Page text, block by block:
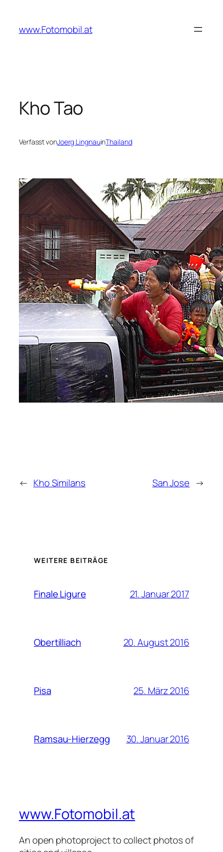
springen
www.Fotomobil.at
Kho Tao
Verfasst vonJoerg LingnauinThailand
← Kho Similans San Jose →
WEITERE BEITRÄGE
Finale Ligure 21. Januar 2017
Obertilliach 20. August 2016
Pisa 25. März 2016
Ramsau-Hierzegg 30. Januar 2016
www.Fotomobil.at
An open photoproject to collect photos of